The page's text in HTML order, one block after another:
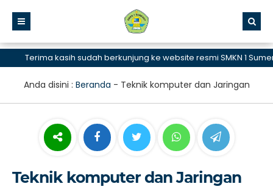
Terima kasih sudah berkunjung ke website resmi SMKN 1
Anda disini : Beranda - Teknik komputer dan Jaringan
Teknik komputer dan Jaringan